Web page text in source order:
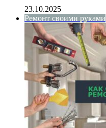
23.10.2025
Ремонт своими руками